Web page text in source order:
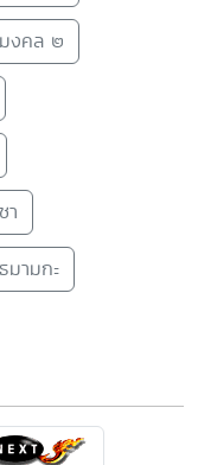
งคล ๒
า
มามกะ